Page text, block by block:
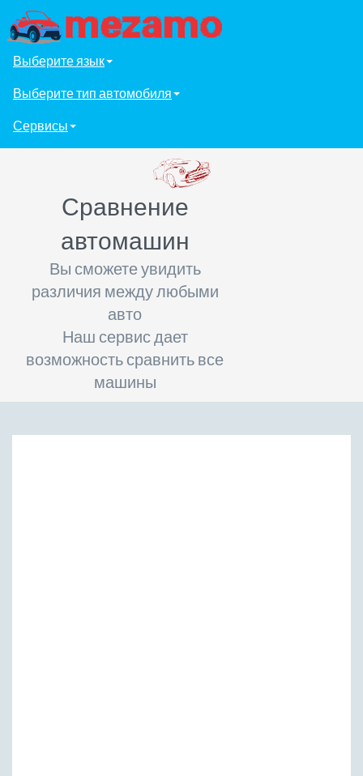
Выберите язык
Выберите тип автомобиля
Сервисы
Сравнение
автомашин
Вы сможете увидить
различия между любыми
авто
Наш сервис дает
возможность сравнить все
машины